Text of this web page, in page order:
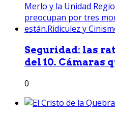
Seguridad: las
del 10. Cámaras
0